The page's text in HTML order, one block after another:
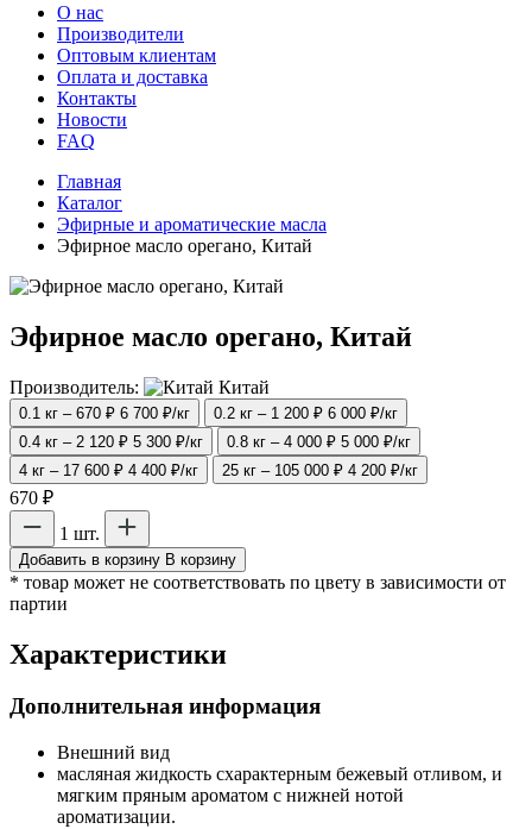
О нас
Производители
Оптовым клиентам
Оплата и доставка
Контакты
Новости
FAQ
Главная
Каталог
Эфирные и ароматические масла
Эфирное масло орегано, Китай
Эфирное масло орегано, Китай
Производитель: Китай
0.1 кг – 670 ₽ 6 700 ₽/кг 0.2 кг – 1 200 ₽ 6 000 ₽/кг
0.4 кг – 2 120 ₽ 5 300 ₽/кг 0.8 кг – 4 000 ₽ 5 000 ₽/кг
4 кг – 17 600 ₽ 4 400 ₽/кг 25 кг – 105 000 ₽ 4 200 ₽/кг
670 ₽
1 шт.
Добавить в корзину В корзину
* товар может не соответствовать по цвету в зависимости от
партии
Характеристики
Дополнительная информация
Внешний вид
масляная жидкость схарактерным бежевый отливом, и
мягким пряным ароматом с нижней нотой
ароматизации.